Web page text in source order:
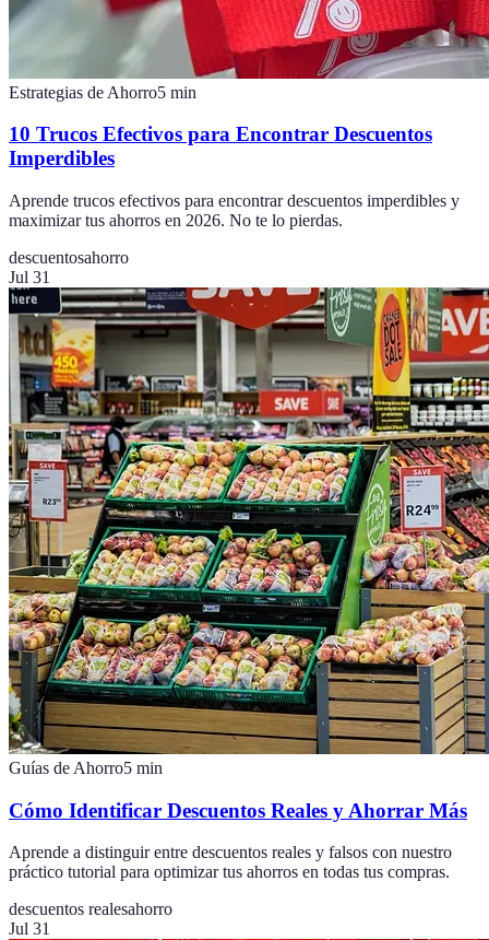
Estrategias de Ahorro5 min
10 Trucos Efectivos para Encontrar Descuentos
Imperdibles
Aprende trucos efectivos para encontrar descuentos imperdibles y
maximizar tus ahorros en 2026. No te lo pierdas.
descuentosahorro
Jul 31
Guías de Ahorro5 min
Cómo Identificar Descuentos Reales y Ahorrar Más
Aprende a distinguir entre descuentos reales y falsos con nuestro
práctico tutorial para optimizar tus ahorros en todas tus compras.
descuentos realesahorro
Jul 31